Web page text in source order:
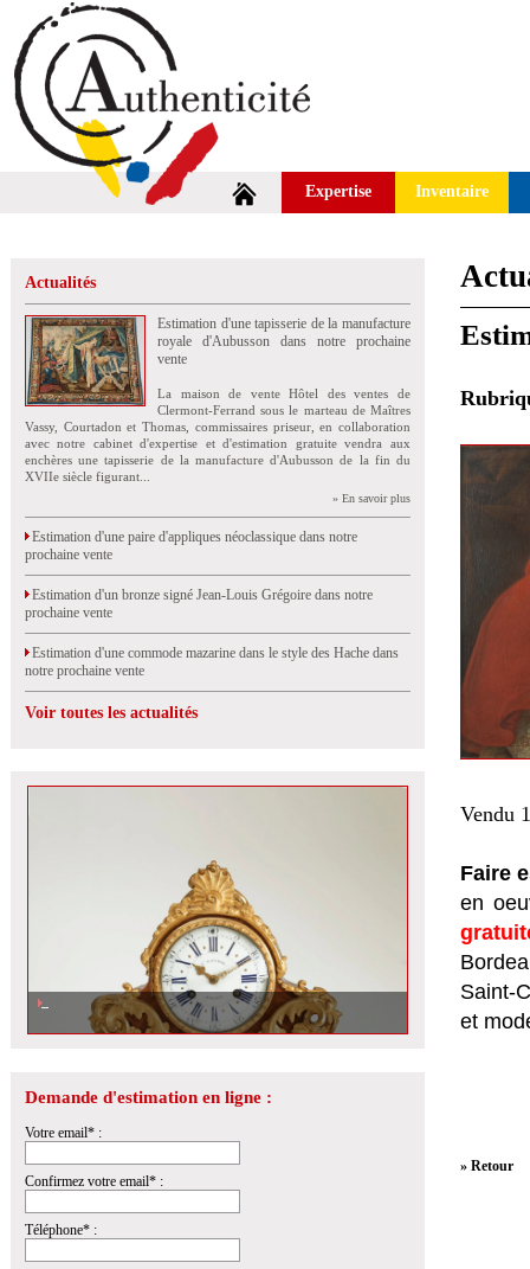
Expertise Inventaire
Actualités
Estimation d'une tapisserie de la manufacture
royale d'Aubusson dans notre prochaine
vente
La maison de vente Hôtel des ventes de
Clermont-Ferrand sous le marteau de Maîtres
Vassy, Courtadon et Thomas, commissaires priseur, en collaboration
avec notre cabinet d'expertise et d'estimation gratuite vendra aux
enchères une tapisserie de la manufacture d'Aubusson de la fin du
XVIIe siècle figurant...
» En savoir plus
Estimation d'une paire d'appliques néoclassique dans notre
prochaine vente
Estimation d'un bronze signé Jean-Louis Grégoire dans notre
prochaine vente
Estimation d'une commode mazarine dans le style des Hache dans
notre prochaine vente
Voir toutes les actualités
Demande d'estimation en ligne :
Votre email* :
Confirmez votre email* :
Téléphone* :
Vendu
Faire
en
Saint-
et
» Retour